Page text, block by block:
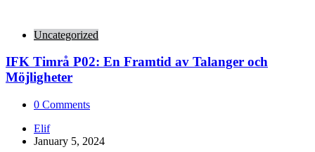
Uncategorized
IFK Timrå P02: En Framtid av Talanger och
Möjligheter
0 Comments
Posted
by
Elif
January 5, 2024